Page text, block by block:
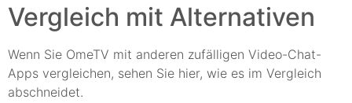
Vergleich mit Alternativen
Wenn Sie OmeTV mit anderen zufälligen Video-Chat-
Apps vergleichen, sehen Sie hier, wie es im Vergleich
abschneidet.